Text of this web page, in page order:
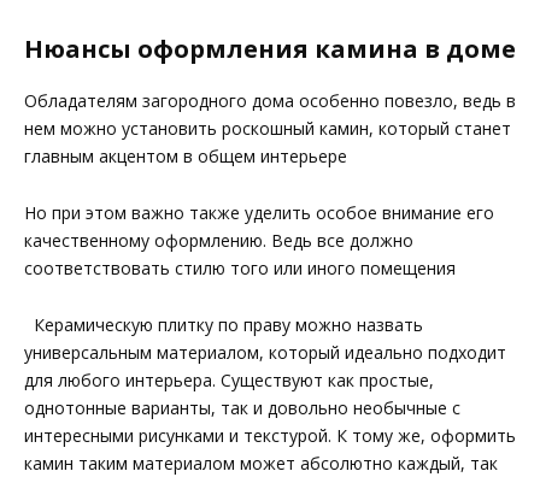
Нюансы оформления камина в доме
Обладателям загородного дома особенно повезло, ведь в
нем можно установить роскошный камин, который станет
главным акцентом в общем интерьере
Но при этом важно также уделить особое внимание его
качественному оформлению. Ведь все должно
соответствовать стилю того или иного помещения
Керамическую плитку по праву можно назвать
универсальным материалом, который идеально подходит
для любого интерьера. Существуют как простые,
однотонные варианты, так и довольно необычные с
интересными рисунками и текстурой. К тому же, оформить
камин таким материалом может абсолютно каждый, так